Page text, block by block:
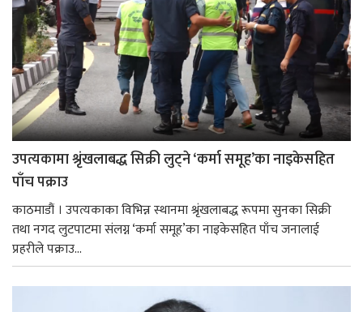
उपत्यकामा श्रृंखलाबद्ध सिक्री लुट्ने ‘कर्मा समूह’का नाइकेसहित
पाँच पक्राउ
काठमाडौं । उपत्यकाका विभिन्न स्थानमा श्रृंखलाबद्ध रूपमा सुनका सिक्री
तथा नगद लुटपाटमा संलग्न ‘कर्मा समूह’का नाइकेसहित पाँच जनालाई
प्रहरीले पक्राउ...